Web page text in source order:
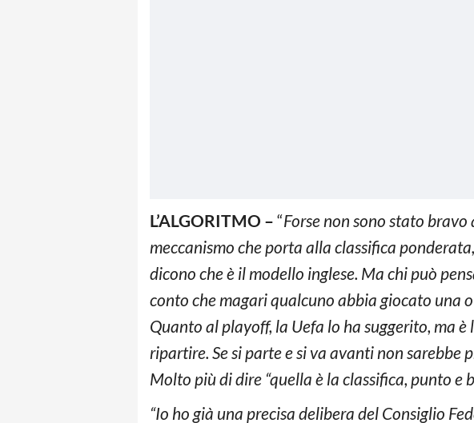
L’ALGORITMO – “Forse non sono stato
meccanismo che porta alla classifica
dicono che è il modello inglese. Ma chi può
conto che magari qualcuno abbia giocato una
Quanto al playoff, la Uefa lo ha suggerito, ma
ripartire. Se si parte e si va avanti non sarebbe
Molto più di dire “quella è la classifica, punto e
“Io ho già una precisa delibera del Consiglio